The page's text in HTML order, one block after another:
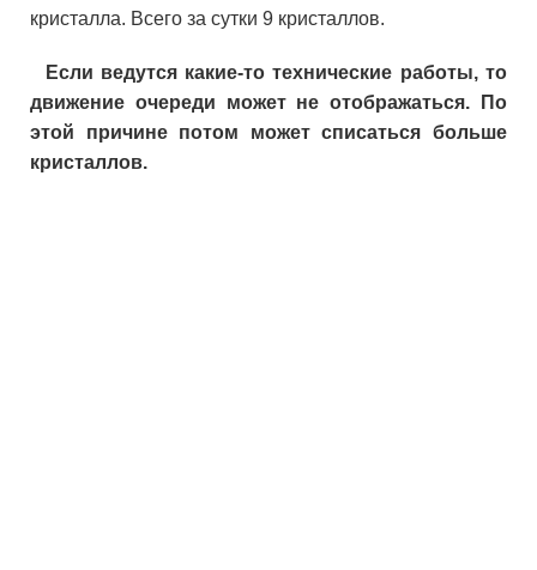
кристалла. Всего за сутки 9 кристаллов.
Если ведутся какие-то технические работы, то
движение очереди может не отображаться. По
этой причине потом может списаться больше
кристаллов.